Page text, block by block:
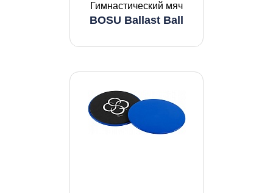
Гимнастический мяч
BOSU Ballast Ball